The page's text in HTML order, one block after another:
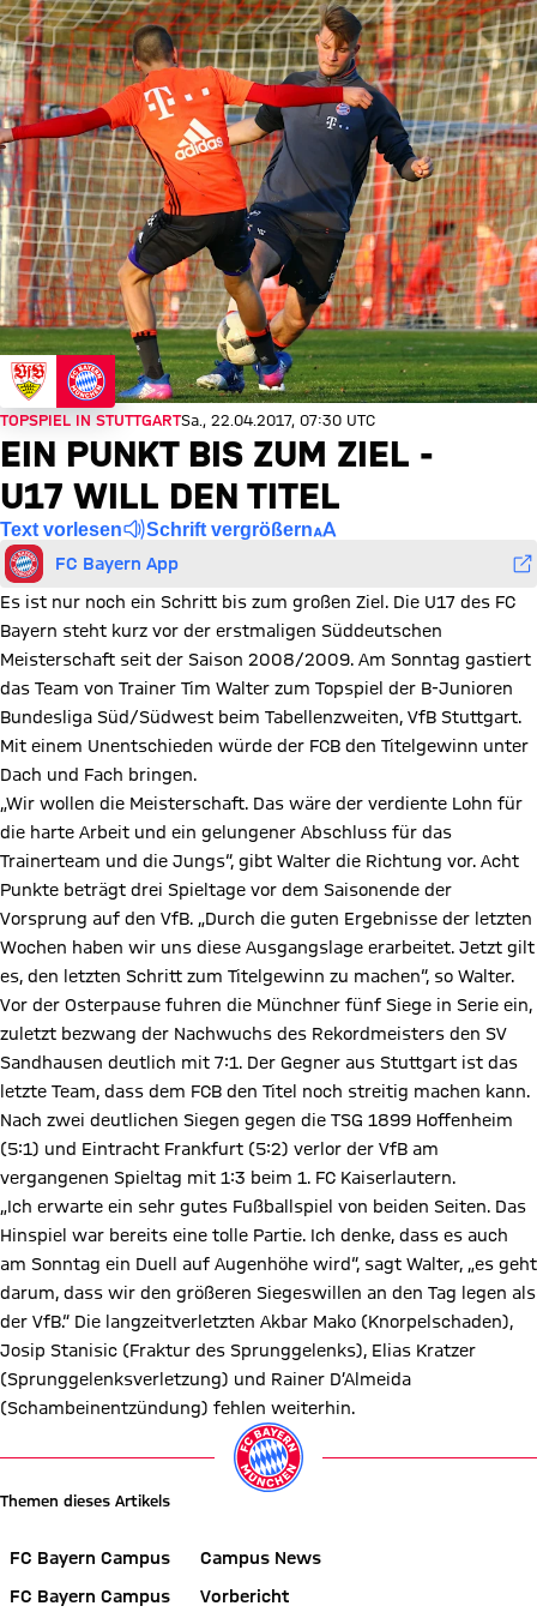
TOPSPIEL IN STUTTGARTSa., 22.04.2017, 07:30 UTC
EIN PUNKT BIS ZUM ZIEL -
U17 WILL DEN TITEL
Text vorlesen Schrift vergrößern
FC Bayern App
Es ist nur noch ein Schritt bis zum großen Ziel. Die U17 des FC
Bayern steht kurz vor der erstmaligen Süddeutschen
Meisterschaft seit der Saison 2008/2009. Am Sonntag gastiert
das Team von Trainer Tim Walter zum Topspiel der B-Junioren
Bundesliga Süd/Südwest beim Tabellenzweiten, VfB Stuttgart.
Mit einem Unentschieden würde der FCB den Titelgewinn unter
Dach und Fach bringen.
„Wir wollen die Meisterschaft. Das wäre der verdiente Lohn für
die harte Arbeit und ein gelungener Abschluss für das
Trainerteam und die Jungs“, gibt Walter die Richtung vor. Acht
Punkte beträgt drei Spieltage vor dem Saisonende der
Vorsprung auf den VfB. „Durch die guten Ergebnisse der letzten
Wochen haben wir uns diese Ausgangslage erarbeitet. Jetzt gilt
es, den letzten Schritt zum Titelgewinn zu machen“, so Walter.
Vor der Osterpause fuhren die Münchner fünf Siege in Serie ein,
zuletzt bezwang der Nachwuchs des Rekordmeisters den SV
Sandhausen deutlich mit 7:1. Der Gegner aus Stuttgart ist das
letzte Team, dass dem FCB den Titel noch streitig machen kann.
Nach zwei deutlichen Siegen gegen die TSG 1899 Hoffenheim
(5:1) und Eintracht Frankfurt (5:2) verlor der VfB am
vergangenen Spieltag mit 1:3 beim 1. FC Kaiserlautern.
„Ich erwarte ein sehr gutes Fußballspiel von beiden Seiten. Das
Hinspiel war bereits eine tolle Partie. Ich denke, dass es auch
am Sonntag ein Duell auf Augenhöhe wird“, sagt Walter, „es geht
darum, dass wir den größeren Siegeswillen an den Tag legen als
der VfB.“ Die langzeitverletzten Akbar Mako (Knorpelschaden),
Josip Stanisic (Fraktur des Sprunggelenks), Elias Kratzer
(Sprunggelenksverletzung) und Rainer D’Almeida
(Schambeinentzündung) fehlen weiterhin.
Themen dieses Artikels
FC Bayern Campus
Campus News
FC Bayern Campus
Vorbericht